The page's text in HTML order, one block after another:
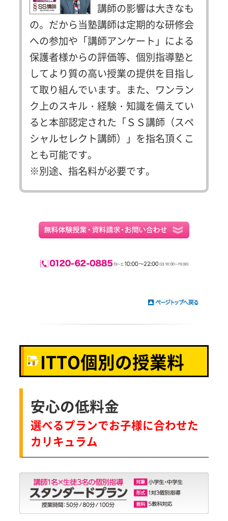
講師の影響は大きなも
の。だから当塾講師は定期的な研修会
への参加や「講師アンケート」による
保護者様からの評価等、個別指導塾と
してより質の高い授業の提供を目指し
て取り組んでいます。また、ワンラン
ク上のスキル・経験・知識を備えてい
ると本部認定された「ＳＳ講師（スペ
シャルセレクト講師）」を指名頂くこ
とも可能です。
※別途、指名料が必要です。
ITTO個別の授業料
安心の低料金
選べるプランでお子様に合わせた
カリキュラム